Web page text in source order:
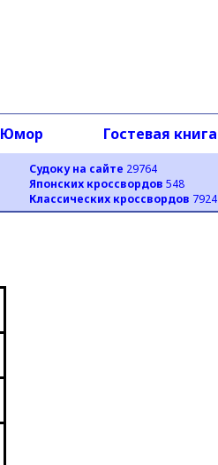
Судоку на сайте 29764
Японских кроссвордов 548
Классических кроссвордов 7924
Юмор Гостевая книга